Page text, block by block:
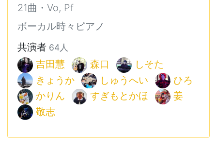
21曲・Vo, Pf
ボーカル時々ピアノ
共演者 64人
吉田慧 森口
しそた
きょうか
しゅうへい
ひろ
かりん
すぎもとかほ
姜
敬志